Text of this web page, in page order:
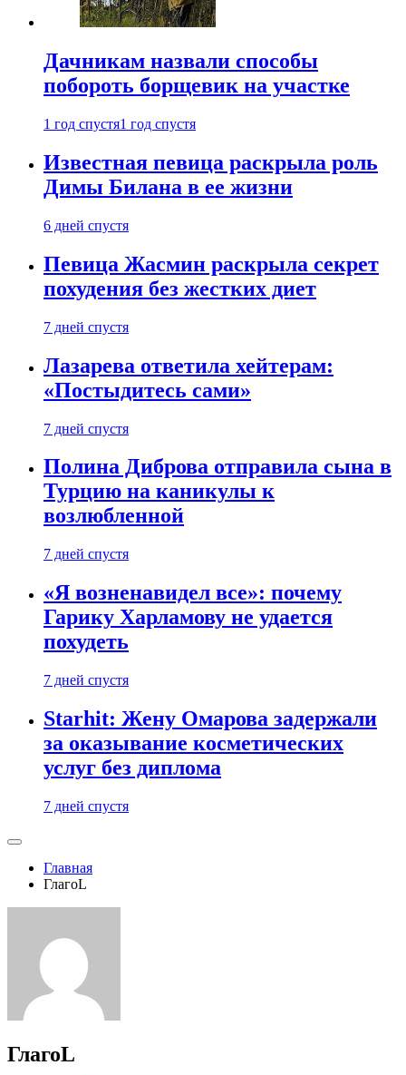
Дачникам назвали способы
побороть борщевик на участке
1 год спустя1 год спустя
Известная певица раскрыла роль
Димы Билана в ее жизни
6 дней спустя
Певица Жасмин раскрыла секрет
похудения без жестких диет
7 дней спустя
Лазарева ответила хейтерам:
«Постыдитесь сами»
7 дней спустя
Полина Диброва отправила сына в
Турцию на каникулы к
возлюбленной
7 дней спустя
«Я возненавидел все»: почему
Гарику Харламову не удается
похудеть
7 дней спустя
Starhit: Жену Омарова задержали
за оказывание косметических
услуг без диплома
7 дней спустя
Главная
ГлагоL
ГлагоL